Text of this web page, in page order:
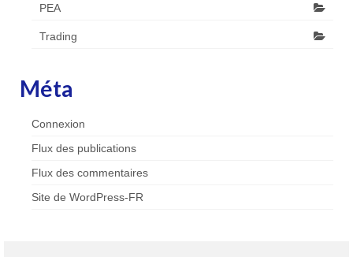
PEA
Trading
Méta
Connexion
Flux des publications
Flux des commentaires
Site de WordPress-FR